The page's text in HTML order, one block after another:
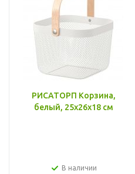
РИСАТОРП Корзина,
белый, 25x26x18 см
В наличии